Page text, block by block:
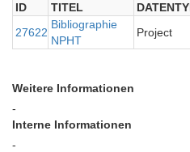
ID
TITEL
27622
Bibliographie
NPHT
Project
Weitere Informationen
-
Interne Informationen
-